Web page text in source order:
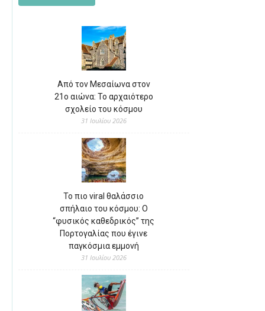
Από τον Μεσαίωνα στον
21ο αιώνα: Το αρχαιότερο
σχολείο του κόσμου
31 Ιουλίου 2026
Το πιο viral θαλάσσιο
σπήλαιο του κόσμου: Ο
“φυσικός καθεδρικός” της
Πορτογαλίας που έγινε
παγκόσμια εμμονή
31 Ιουλίου 2026